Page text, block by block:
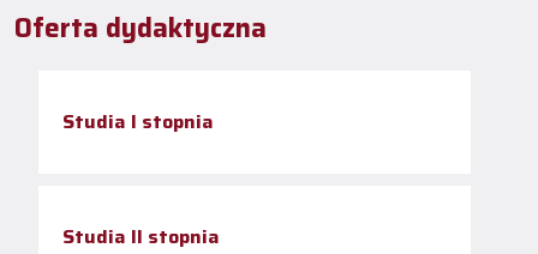
Oferta dydaktyczna
Studia I stopnia
Studia II stopnia